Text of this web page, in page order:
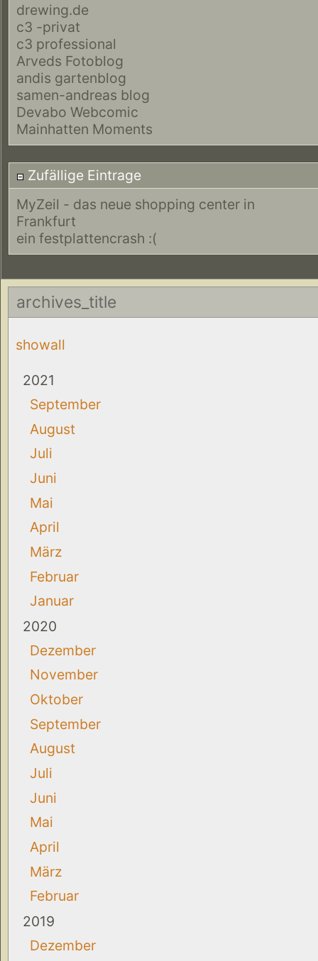
drewing.de
c3 -privat
c3 professional
Arveds Fotoblog
andis gartenblog
samen-andreas blog
Devabo Webcomic
Mainhatten Moments
Zufällige Eintrage
MyZeil - das neue shopping center in
Frankfurt
ein festplattencrash :(
archives_title
showall
2021
September
August
Juli
Juni
Mai
April
März
Februar
Januar
2020
Dezember
November
Oktober
September
August
Juli
Juni
Mai
April
März
Februar
2019
Dezember